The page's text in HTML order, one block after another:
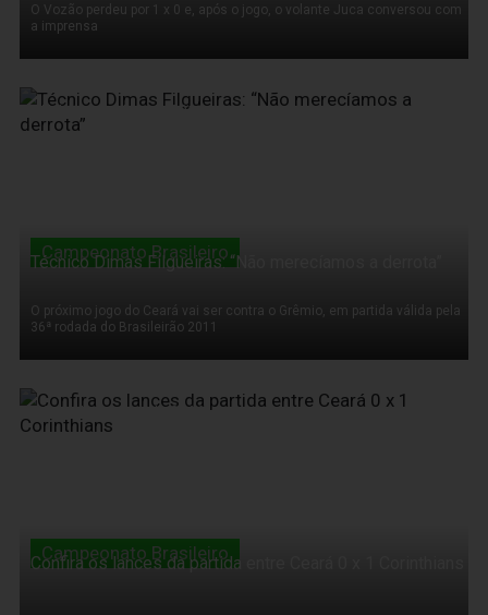
O Vozão perdeu por 1 x 0 e, após o jogo, o volante Juca conversou com
a imprensa
17 de Novembro de 2011
Campeonato Brasileiro
Técnico Dimas Filgueiras: “Não merecíamos a derrota”
O próximo jogo do Ceará vai ser contra o Grêmio, em partida válida pela
36ª rodada do Brasileirão 2011
16 de Novembro de 2011
Campeonato Brasileiro
Confira os lances da partida entre Ceará 0 x 1 Corinthians